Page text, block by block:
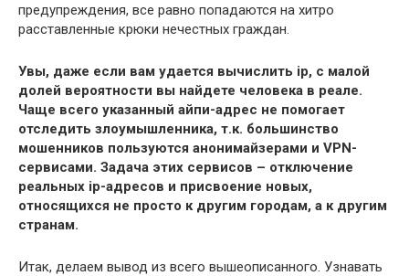
предупреждения, все равно попадаются на хитро
расставленные крюки нечестных граждан.
Увы, даже если вам удается вычислить ip, с малой
долей вероятности вы найдете человека в реале.
Чаще всего указанный айпи-адрес не помогает
отследить злоумышленника, т.к. большинство
мошенников пользуются анонимайзерами и VPN-
сервисами. Задача этих сервисов – отключение
реальных ip-адресов и присвоение новых,
относящихся не просто к другим городам, а к другим
странам.
Итак, делаем вывод из всего вышеописанного. Узнавать